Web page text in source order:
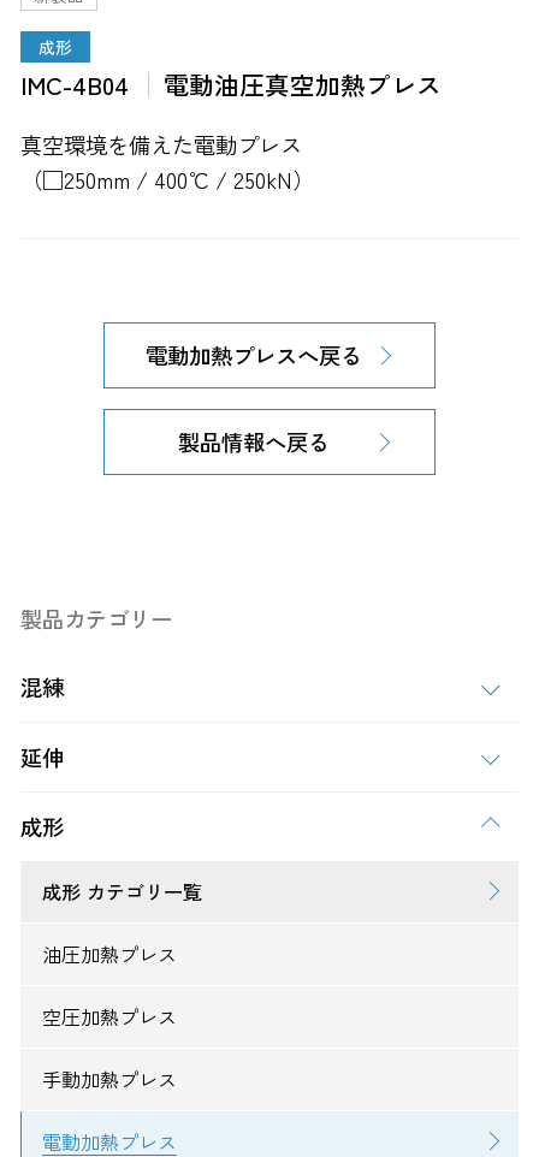
成形
IMC-4B04 電動油圧真空加熱プレス
真空環境を備えた電動プレス
（□250mm / 400℃ / 250kN）
電動加熱プレスへ戻る
製品情報へ戻る
製品カテゴリー
混練
延伸
成形
成形 カテゴリ一覧
油圧加熱プレス
空圧加熱プレス
手動加熱プレス
電動加熱プレス